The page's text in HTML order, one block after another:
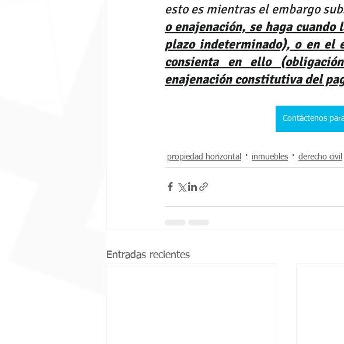
esto es mientras el embargo
o enajenación, se haga
plazo indeterminado), o en el
consienta en ello
enajenación constitutiva del
Contáctenos
propiedad horizontal inmuebles derecho civil
Entradas recientes